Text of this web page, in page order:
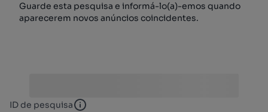
Guarde esta pesquisa e informá-lo(a)-emos quando
aparecerem novos anúncios coincidentes.
ID de pesquisa ID de pesquisa